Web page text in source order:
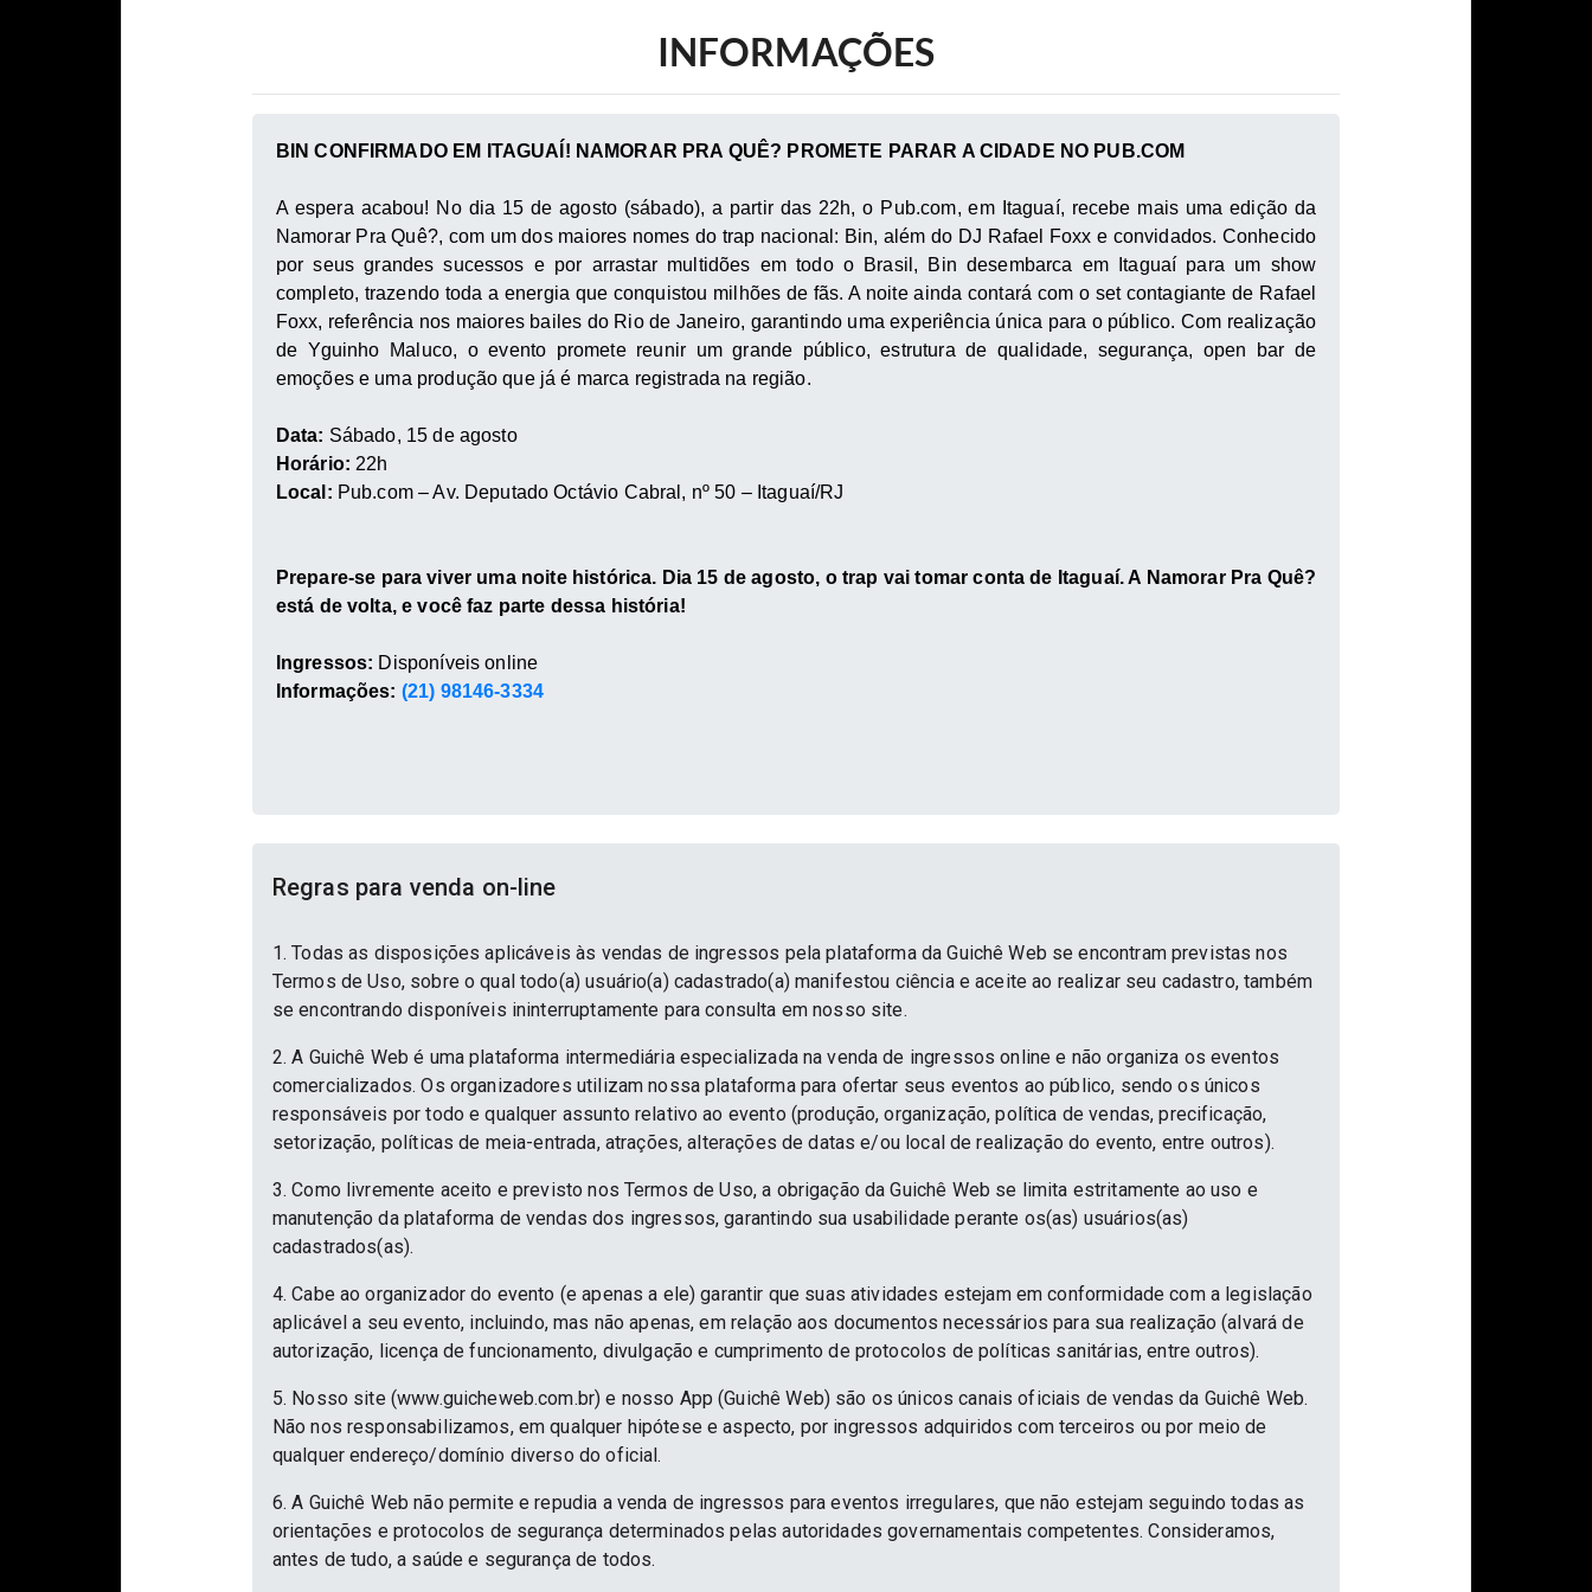
INFORMAÇÕES
BIN CONFIRMADO EM ITAGUAÍ! NAMORAR PRA QUÊ? PROMETE PARAR A CIDADE NO PUB.COM
A espera acabou! No dia 15 de agosto (sábado), a partir das 22h, o Pub.com, em Itaguaí, recebe mais uma edição da
Namorar Pra Quê?, com um dos maiores nomes do trap nacional: Bin, além do DJ Rafael Foxx e convidados. Conhecido
por seus grandes sucessos e por arrastar multidões em todo o Brasil, Bin desembarca em Itaguaí para um show
completo, trazendo toda a energia que conquistou milhões de fãs. A noite ainda contará com o set contagiante de Rafael
Foxx, referência nos maiores bailes do Rio de Janeiro, garantindo uma experiência única para o público. Com realização
de Yguinho Maluco, o evento promete reunir um grande público, estrutura de qualidade, segurança, open bar de
emoções e uma produção que já é marca registrada na região.
Data: Sábado, 15 de agosto
Horário: 22h
Local: Pub.com – Av. Deputado Octávio Cabral, nº 50 – Itaguaí/RJ
Prepare-se para viver uma noite histórica. Dia 15 de agosto, o trap vai tomar conta de Itaguaí. A Namorar Pra Quê?
está de volta, e você faz parte dessa história!
Ingressos: Disponíveis online
Informações: (21) 98146-3334
Regras para venda on-line
1. Todas as disposições aplicáveis às vendas de ingressos pela plataforma da Guichê Web se encontram previstas nos
Termos de Uso, sobre o qual todo(a) usuário(a) cadastrado(a) manifestou ciência e aceite ao realizar seu cadastro, também
se encontrando disponíveis ininterruptamente para consulta em nosso site.
2. A Guichê Web é uma plataforma intermediária especializada na venda de ingressos online e não organiza os eventos
comercializados. Os organizadores utilizam nossa plataforma para ofertar seus eventos ao público, sendo os únicos
responsáveis por todo e qualquer assunto relativo ao evento (produção, organização, política de vendas, precificação,
setorização, políticas de meia-entrada, atrações, alterações de datas e/ou local de realização do evento, entre outros).
3. Como livremente aceito e previsto nos Termos de Uso, a obrigação da Guichê Web se limita estritamente ao uso e
manutenção da plataforma de vendas dos ingressos, garantindo sua usabilidade perante os(as) usuários(as)
cadastrados(as).
4. Cabe ao organizador do evento (e apenas a ele) garantir que suas atividades estejam em conformidade com a legislação
aplicável a seu evento, incluindo, mas não apenas, em relação aos documentos necessários para sua realização (alvará de
autorização, licença de funcionamento, divulgação e cumprimento de protocolos de políticas sanitárias, entre outros).
5. Nosso site (www.guicheweb.com.br) e nosso App (Guichê Web) são os únicos canais oficiais de vendas da Guichê Web.
Não nos responsabilizamos, em qualquer hipótese e aspecto, por ingressos adquiridos com terceiros ou por meio de
qualquer endereço/domínio diverso do oficial.
6. A Guichê Web não permite e repudia a venda de ingressos para eventos irregulares, que não estejam seguindo todas as
orientações e protocolos de segurança determinados pelas autoridades governamentais competentes. Consideramos,
antes de tudo, a saúde e segurança de todos.